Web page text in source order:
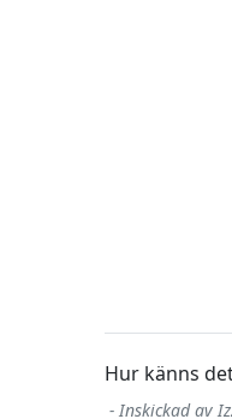
Hur känns
- Inskickad av